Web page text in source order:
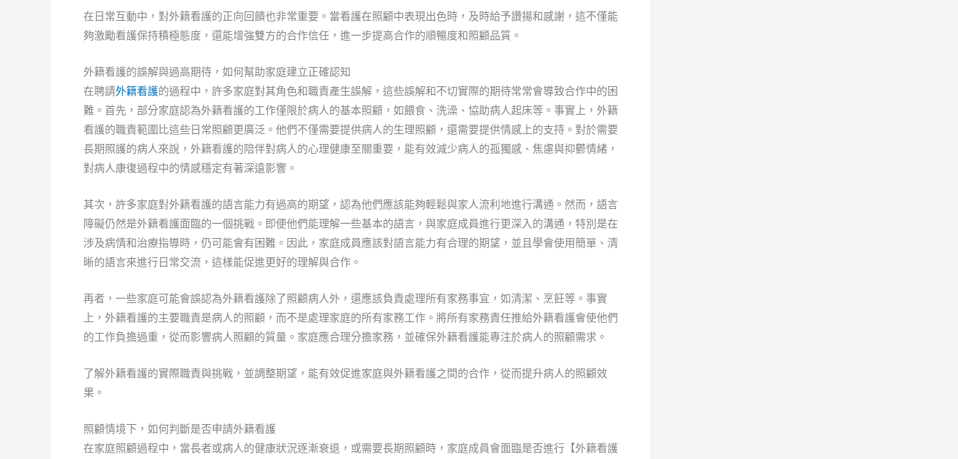
在日常互動中，對外籍看護的正向回饋也非常重要。當看護在照顧中表現出色時，及時給予讚揚和感謝，這不僅能
夠激勵看護保持積極態度，還能增強雙方的合作信任，進一步提高合作的順暢度和照顧品質。
外籍看護的誤解與過高期待，如何幫助家庭建立正確認知
在聘請外籍看護的過程中，許多家庭對其角色和職責產生誤解，這些誤解和不切實際的期待常常會導致合作中的困
難。首先，部分家庭認為外籍看護的工作僅限於病人的基本照顧，如餵食、洗澡、協助病人起床等。事實上，外籍
看護的職責範圍比這些日常照顧更廣泛。他們不僅需要提供病人的生理照顧，還需要提供情感上的支持。對於需要
長期照護的病人來說，外籍看護的陪伴對病人的心理健康至關重要，能有效減少病人的孤獨感、焦慮與抑鬱情緒，
對病人康復過程中的情感穩定有著深遠影響。
其次，許多家庭對外籍看護的語言能力有過高的期望，認為他們應該能夠輕鬆與家人流利地進行溝通。然而，語言
障礙仍然是外籍看護面臨的一個挑戰。即便他們能理解一些基本的語言，與家庭成員進行更深入的溝通，特別是在
涉及病情和治療指導時，仍可能會有困難。因此，家庭成員應該對語言能力有合理的期望，並且學會使用簡單、清
晰的語言來進行日常交流，這樣能促進更好的理解與合作。
再者，一些家庭可能會誤認為外籍看護除了照顧病人外，還應該負責處理所有家務事宜，如清潔、烹飪等。事實
上，外籍看護的主要職責是病人的照顧，而不是處理家庭的所有家務工作。將所有家務責任推給外籍看護會使他們
的工作負擔過重，從而影響病人照顧的質量。家庭應合理分擔家務，並確保外籍看護能專注於病人的照顧需求。
了解外籍看護的實際職責與挑戰，並調整期望，能有效促進家庭與外籍看護之間的合作，從而提升病人的照顧效
果。
照顧情境下，如何判斷是否申請外籍看護
在家庭照顧過程中，當長者或病人的健康狀況逐漸衰退，或需要長期照顧時，家庭成員會面臨是否進行【外籍看護